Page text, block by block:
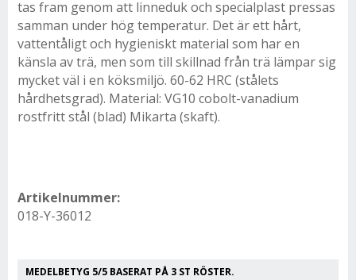
tas fram genom att linneduk och specialplast pressas
samman under hög temperatur. Det är ett hårt,
vattentåligt och hygieniskt material som har en
känsla av trä, men som till skillnad från trä lämpar sig
mycket väl i en köksmiljö. 60-62 HRC (stålets
hårdhetsgrad). Material: VG10 cobolt-vanadium
rostfritt stål (blad) Mikarta (skaft).
Artikelnummer:
018-Y-36012
MEDELBETYG 5/5 BASERAT PÅ 3 ST RÖSTER.